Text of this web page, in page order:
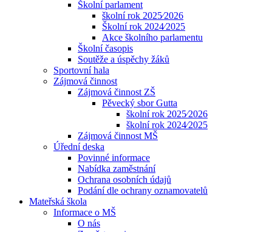
Školní parlament
školní rok 2025⁄2026
Školní rok 2024⁄2025
Akce školního parlamentu
Školní časopis
Soutěže a úspěchy žáků
Sportovní hala
Zájmová činnost
Zájmová činnost ZŠ
Pěvecký sbor Gutta
školní rok 2025⁄2026
školní rok 2024⁄2025
Zájmová činnost MŠ
Úřední deska
Povinné informace
Nabídka zaměstnání
Ochrana osobních údajů
Podání dle ochrany oznamovatelů
Mateřská škola
Informace o MŠ
O nás